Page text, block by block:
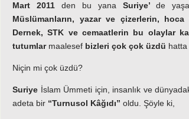
Mart 2011den bu yana Suriye’de
Müslümanların, yazar ve çizerlerin,
Dernek, STK ve cemaatlerin bu olaylar
tutumlar maalesef bizleri çok çok üzdü
Niçin mi çok üzdü?
Suriye İslam Ümmeti için, insanlık ve
adeta bir “Turnusol Kâğıdı” oldu. Şöyle ki,